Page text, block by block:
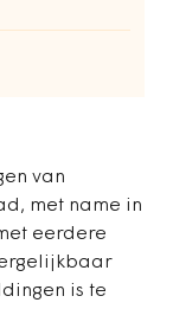
van
met name in
eerdere
is te